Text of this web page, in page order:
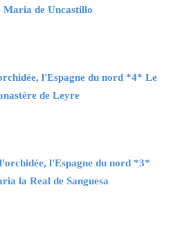
Maria de Uncastillo
l'Espagne du nord *4* Le
de Leyre
l'Espagne du nord *3*
la Real de Sanguesa